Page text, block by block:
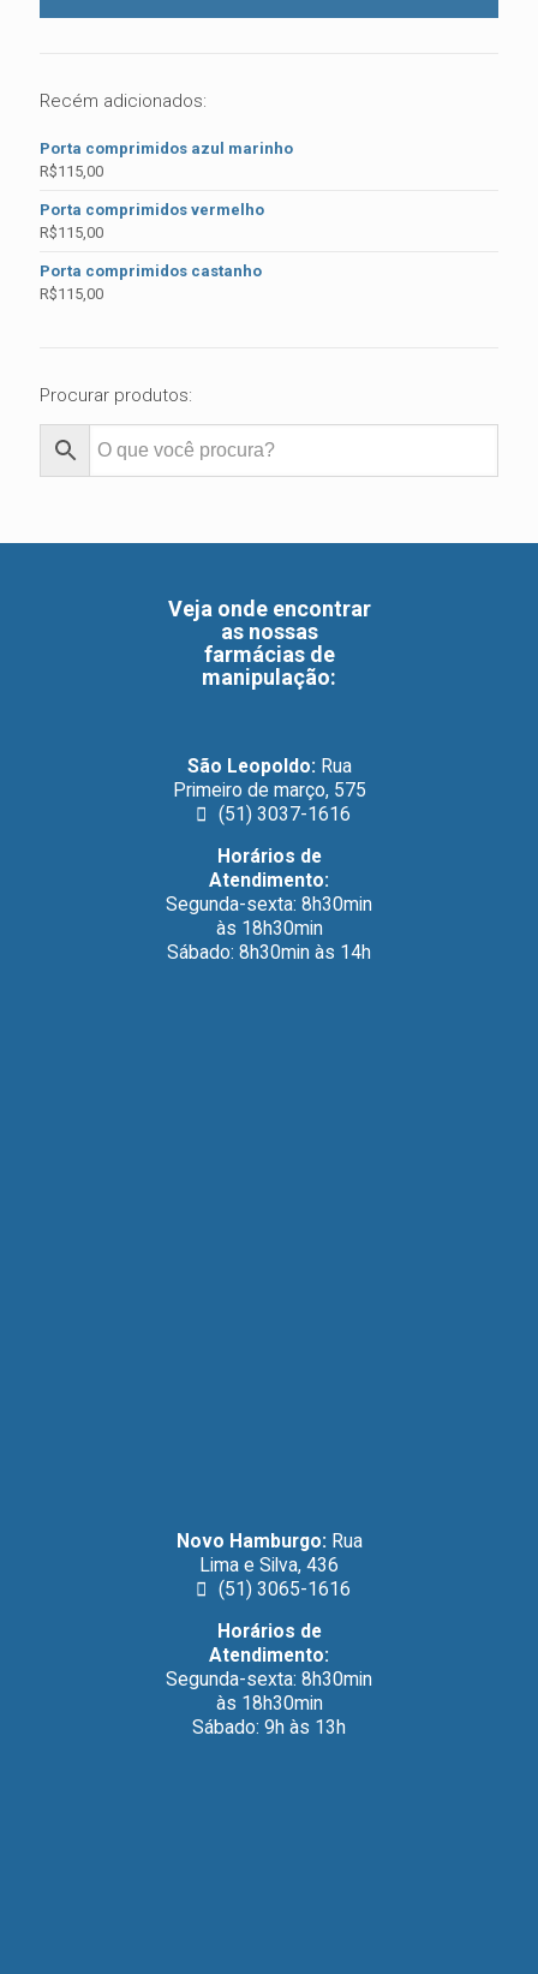
Recém adicionados:
Porta comprimidos azul marinho
R$115,00
Porta comprimidos vermelho
R$115,00
Porta comprimidos castanho
R$115,00
Procurar produtos:
Veja onde encontrar
as nossas
farmácias de
manipulação:
São Leopoldo: Rua
Primeiro de março, 575
(51) 3037-1616
Horários de
Atendimento:
Segunda-sexta: 8h30min
às 18h30min
Sábado: 8h30min às 14h
Novo Hamburgo: Rua
Lima e Silva, 436
(51) 3065-1616
Horários de
Atendimento:
Segunda-sexta: 8h30min
às 18h30min
Sábado: 9h às 13h